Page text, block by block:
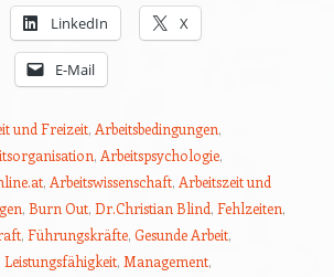
LinkedIn X
E-Mail
und Freizeit, Arbeitsbedingungen,
, Arbeitspsychologie,
, Arbeitswissenschaft, Arbeitszeit und
, Burn Out, Dr.Christian Blind, Fehlzeiten,
, Führungskräfte, Gesunde Arbeit,
Leistungsfähigkeit, Management,